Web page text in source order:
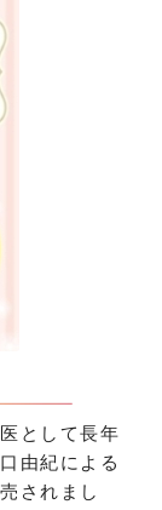
として長年
由紀による
されまし